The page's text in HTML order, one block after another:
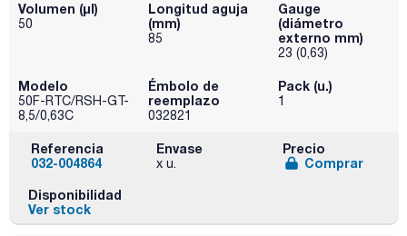
Volumen (µl)
50
Longitud aguja
(mm)
85
Gauge
(diámetro
externo mm)
23 (0,63)
Modelo
50F-RTC/RSH-GT-
8,5/0,63C
Émbolo de
reemplazo
032821
Pack (u.)
1
Referencia
032-004864
Envase
x u.
Precio
Comprar
Disponibilidad
Ver stock